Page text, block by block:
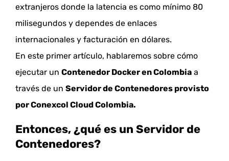
extranjeros donde la latencia es como mínimo 80
milisegundos y dependes de enlaces
internacionales y facturación en dólares.
En este primer artículo, hablaremos sobre cómo
ejecutar un Contenedor Docker en Colombia a
través de un Servidor de Contenedores provisto
por Conexcol Cloud Colombia.
Entonces, ¿qué es un Servidor de
Contenedores?